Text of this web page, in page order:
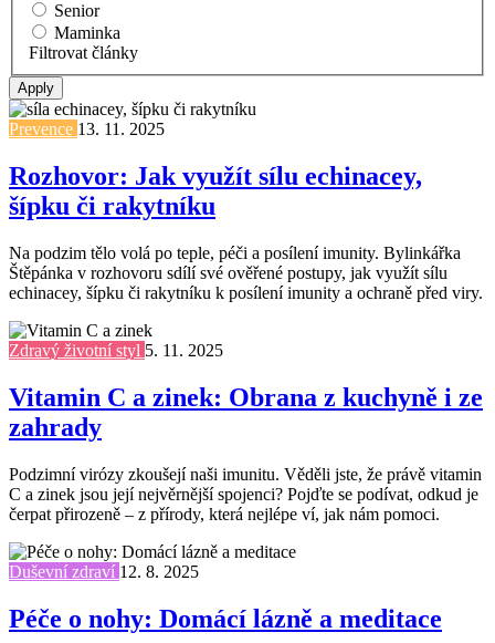
Senior
Maminka
Filtrovat články
Prevence 13. 11. 2025
Rozhovor: Jak využít sílu echinacey,
šípku či rakytníku
Na podzim tělo volá po teple, péči a posílení imunity. Bylinkářka
Štěpánka v rozhovoru sdílí své ověřené postupy, jak využít sílu
echinacey, šípku či rakytníku k posílení imunity a ochraně před viry.
Zdravý životní styl 5. 11. 2025
Vitamin C a zinek: Obrana z kuchyně i ze
zahrady
Podzimní virózy zkoušejí naši imunitu. Věděli jste, že právě vitamin
C a zinek jsou její nejvěrnější spojenci? Pojďte se podívat, odkud je
čerpat přirozeně – z přírody, která nejlépe ví, jak nám pomoci.
Duševní zdraví 12. 8. 2025
Péče o nohy: Domácí lázně a meditace